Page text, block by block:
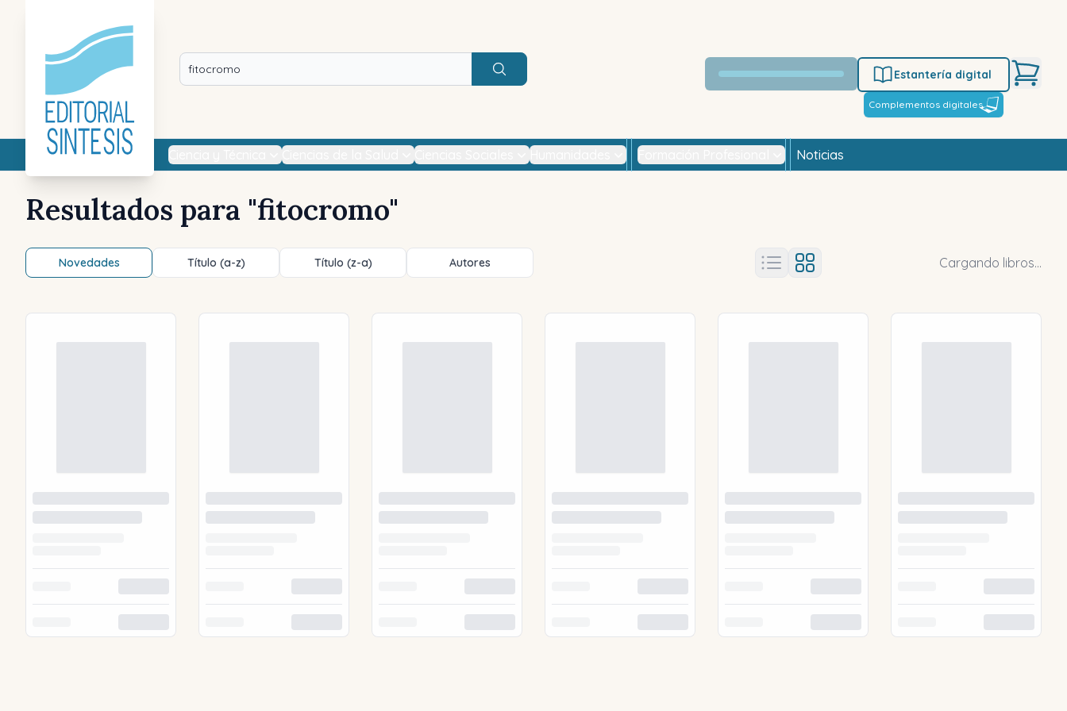
Buscar
Estantería digital
Complementos digitales
Noticias
Resultados para "fitocromo"
Novedades Título (a-z) Título (z-a) Autores Cargando libros...